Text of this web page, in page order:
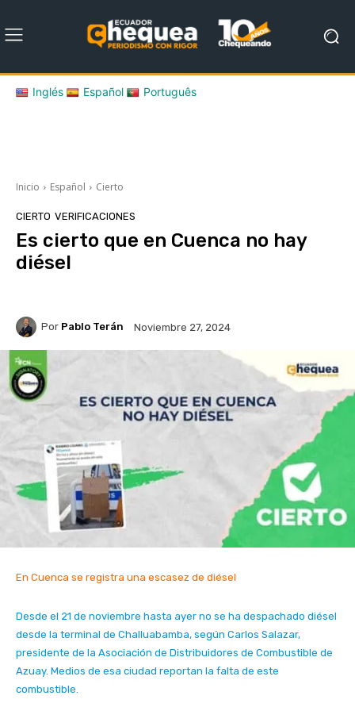
Inglés Español Português
Inicio Español Cierto
CIERTO VERIFICACIONES
Es cierto que en Cuenca no hay
diésel
Por Pablo Terán Noviembre 27, 2024
En Cuenca se registra una escasez de diésel
Desde el 21 de noviembre hasta ayer no se ha despachado diésel
desde la terminal de Challuabamba, según Carlos Salazar,
presidente de la Asociación de Distribuidores de Combustible de
Azuay. Medios de esa ciudad reportan la falta de este
combustible.